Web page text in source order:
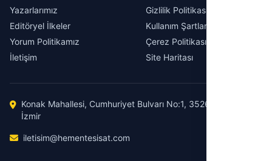
Yazarlarımız
Editöryel İlkeler
Yorum Politikamız
İletişim
Gizlilik Politikası
Kullanım Şartları
Çerez Politikası
Site Haritası
Konak Mahallesi, Cumhuriyet Bulvarı No:1, 35260 Konak /
İzmir
iletisim@hementesisat.com